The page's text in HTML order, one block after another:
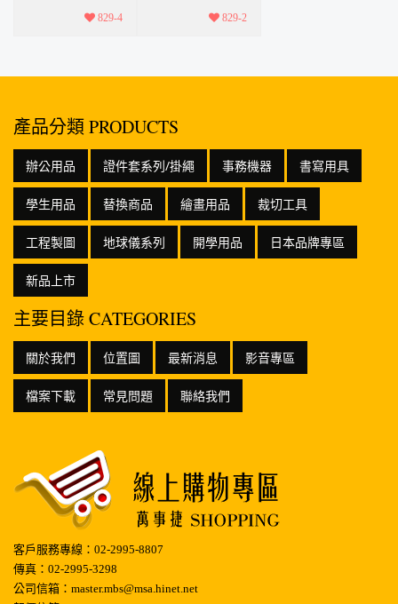
鏽鋼刀身，板
尺碼，適合...
829-4
鏽鋼刀身，板
尺碼， 適合...
829-2
產品分類 PRODUCTS
辦公用品 證件套系列/掛繩 事務機器 書寫用具
學生用品 替換商品 繪畫用品 裁切工具
工程製圖 地球儀系列 開學用品 日本品牌專區
新品上市
主要目錄 CATEGORIES
關於我們 位置圖 最新消息 影音專區
檔案下載 常見問題 聯絡我們
客戶服務專線：02-2995-8807
傳真：02-2995-3298
公司信箱：master.mbs@msa.hinet.net